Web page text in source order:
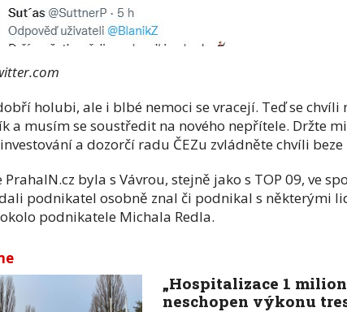
holubi, ale i blbé nemoci se vracejí. Teď se chvíli
a musím se soustředit na nového nepřítele. Držte
a dozorčí radu ČEZu zvládněte chvíli
PrahaIN.cz byla s Vávrou, stejně jako s TOP 09, ve
podnikatel osobně znal či podnikal s některými
podnikatele Michala Redla.
„Hospitalizace 1
neschopen výkonu